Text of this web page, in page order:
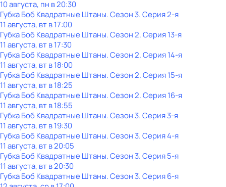
10 августа, пн в 20:30
Губка Боб Квадратные Штаны. Сезон 3. Серия 2-я
11 августа, вт в 17:00
Губка Боб Квадратные Штаны. Сезон 2. Серия 13-я
11 августа, вт в 17:30
Губка Боб Квадратные Штаны. Сезон 2. Серия 14-я
11 августа, вт в 18:00
Губка Боб Квадратные Штаны. Сезон 2. Серия 15-я
11 августа, вт в 18:25
Губка Боб Квадратные Штаны. Сезон 2. Серия 16-я
11 августа, вт в 18:55
Губка Боб Квадратные Штаны. Сезон 3. Серия 3-я
11 августа, вт в 19:30
Губка Боб Квадратные Штаны. Сезон 3. Серия 4-я
11 августа, вт в 20:05
Губка Боб Квадратные Штаны. Сезон 3. Серия 5-я
11 августа, вт в 20:30
Губка Боб Квадратные Штаны. Сезон 3. Серия 6-я